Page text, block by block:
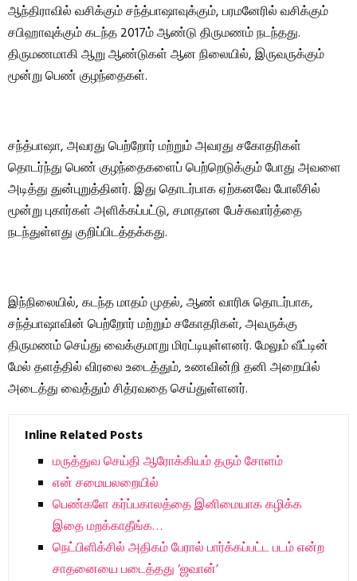
ஆந்திராவில் வசிக்கும் சந்த்பாஷாவுக்கும், பரமனேரில் வசிக்கும்
சபிஹாவுக்கும் கடந்த 2017ம் ஆண்டு திருமணம் நடந்தது.
திருமணமாகி ஆறு ஆண்டுகள் ஆன நிலையில், இருவருக்கும்
மூன்று பெண் குழந்தைகள்.
சந்த்பாஷா, அவரது பெற்றோர் மற்றும் அவரது சகோதரிகள்
தொடர்ந்து பெண் குழந்தைகளைப் பெற்றெடுக்கும் போது அவளை
அடித்து துன்புறுத்தினர். இது தொடர்பாக ஏற்கனவே போலீசில்
மூன்று புகார்கள் அளிக்கப்பட்டு, சமாதான பேச்சுவார்த்தை
நடந்துள்ளது குறிப்பிடத்தக்கது.
இந்நிலையில், கடந்த மாதம் முதல், ஆண் வாரிசு தொடர்பாக,
சந்த்பாஷாவின் பெற்றோர் மற்றும் சகோதரிகள், அவருக்கு
திருமணம் செய்து வைக்குமாறு மிரட்டியுள்ளனர். மேலும் வீட்டின்
மேல் தளத்தில் விரலை உடைத்தும், உணவின்றி தனி அறையில்
அடைத்து வைத்தும் சித்ரவதை செய்துள்ளனர்.
Inline Related Posts
மருத்துவ செய்தி ஆரோக்கியம் தரும் சோளம்
என் சமையலறையில்
பெண்களே கர்ப்பகாலத்தை இனிமையாக கழிக்க
இதை மறக்காதீங்க…
நெட்பிளிக்சில் அதிகம் பேரால் பார்க்கப்பட்ட படம் என்ற
சாதனையை படைத்தது ‘ஜவான்’